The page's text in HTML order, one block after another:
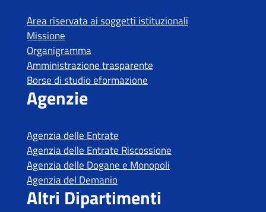
Area riservata ai soggetti istituzionali
Missione
Organigramma
Amministrazione trasparente
Borse di studio eformazione
Agenzie
Agenzia delle Entrate
Agenzia delle Entrate Riscossione
Agenzia delle Dogane e Monopoli
Agenzia del Demanio
Altri Dipartimenti